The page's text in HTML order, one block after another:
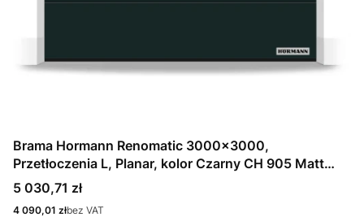
Brama Hormann Renomatic 3000x3000,
Przetłoczenia L, Planar, kolor Czarny CH 905 Matt
deluxe + Prowadzenie N
Cena
5 030,71 zł
Cena
4 090,01 złbez VAT